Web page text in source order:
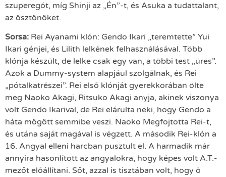
szuperegót, míg Shinji az „Én”-t, és Asuka a tudattalant,
az ösztönöket.
Sorsa: Rei Ayanami klón: Gendo Ikari „teremtette” Yui
Ikari génjei, és Lilith lelkének felhasználásával. Több
klónja készült, de lelke csak egy van, a többi test „üres”.
Azok a Dummy-system alapjául szolgálnak, és Rei
„pótalkatrészei”. Rei első klónját gyerekkorában ölte
meg Naoko Akagi, Ritsuko Akagi anyja, akinek viszonya
volt Gendo Ikarival, de Rei elárulta neki, hogy Gendo a
háta mögött semmibe veszi. Naoko Megfojtotta Rei-t,
és utána saját magával is végzett. A második Rei-klón a
16. Angyal elleni harcban pusztult el. A harmadik már
annyira hasonlított az angyalokra, hogy képes volt A.T.-
mezőt előállítani. Sőt, azzal is tisztában volt, hogy ő